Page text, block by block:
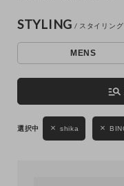
STYLING
MENS
manage_search
shika